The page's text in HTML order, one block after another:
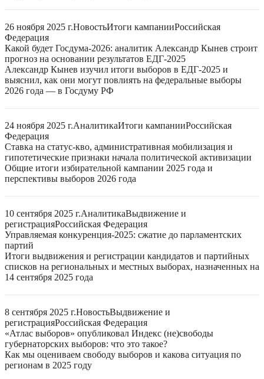
26 ноября 2025 г.НовостьИтоги кампанииРоссийская
Федерация
Какой будет Госдума-2026: аналитик Александр Кынев строит
прогноз на основании результатов ЕДГ-2025
Александр Кынев изучил итоги выборов в ЕДГ-2025 и
выяснил, как они могут повлиять на федеральные выборы
2026 года — в Госдуму РФ
24 ноября 2025 г.АналитикаИтоги кампанииРоссийская
Федерация
Ставка на статус-кво, административная мобилизация и
гипотетические признаки начала политической активизации
Общие итоги избирательной кампании 2025 года и
перспективы выборов 2026 года
10 сентября 2025 г.АналитикаВыдвижение и
регистрацияРоссийская Федерация
Управляемая конкуренция-2025: сжатие до парламентских
партий
Итоги выдвижения и регистрации кандидатов и партийных
списков на региональных и местных выборах, назначенных на
14 сентября 2025 года
8 сентября 2025 г.НовостьВыдвижение и
регистрацияРоссийская Федерация
«Атлас выборов» опубликовал Индекс (не)свободы
губернаторских выборов: что это такое?
Как мы оцениваем свободу выборов и какова ситуация по
регионам в 2025 году